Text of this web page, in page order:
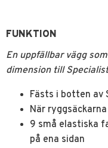
FUNKTION
En uppfällbar vägg
dimension till
Fästs i botten av
När
9 små elastiska
på ena sidan